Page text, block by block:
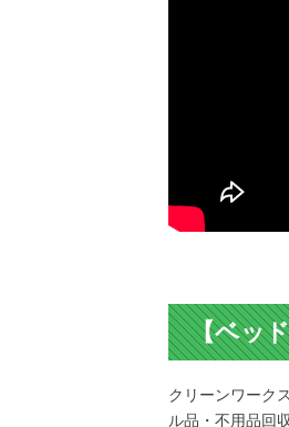
【ベッ
クリーンワーク
ル品・不用品回